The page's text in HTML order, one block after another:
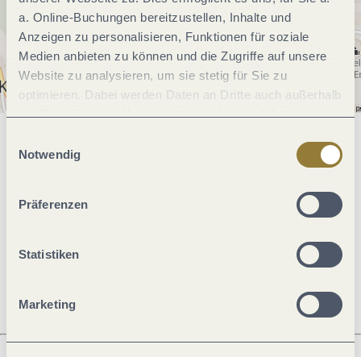
a. Online-Buchungen bereitzustellen, Inhalte und
Anzeigen zu personalisieren, Funktionen für soziale
Medien anbieten zu können und die Zugriffe auf unsere
Website zu analysieren, um sie stetig für Sie zu
optimieren. Dabei werden Daten an Dritte auch außerhalb
der Europäischen Union weitergegeben und dort
jederzeit widerrufen werden. Mit der Auswahl "Alle
ablehnen" kann es zu Beeinträchtigungen in der Nutzung
Notwendig
Präferenzen
Statistiken
Marketing
Allgemeine Informationen
Ruhetage